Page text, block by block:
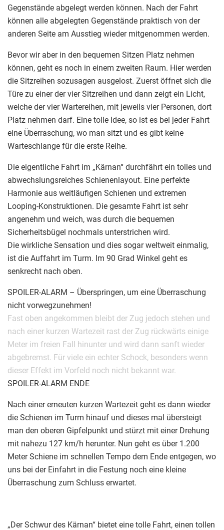
Gegenstände abgelegt werden können. Nach der Fahrt
können alle abgelegten Gegenstände praktisch von der
anderen Seite am Ausstieg wieder mitgenommen werden.
Bevor wir aber in den bequemen Sitzen Platz nehmen
können, geht es noch in einem zweiten Raum. Hier werden
die Sitzreihen sozusagen ausgelost. Zuerst öffnet sich die
Türe zu einer der vier Sitzreihen und dann zeigt ein Licht,
welche der vier Wartereihen, mit jeweils vier Personen, dort
Platz nehmen darf. Eine tolle Idee, so ist es bei jeder Fahrt
eine Überraschung, wo man sitzt und es gibt keine
Warteschlange für die erste Reihe.
Die eigentliche Fahrt im „Kärnan“ durchfährt ein tolles und
abwechslungsreiches Schienenlayout. Eine perfekte
Harmonie aus weitläufigen Schienen und extremen
Looping-Konstruktionen. Die gesamte Fahrt ist sehr
angenehm und weich, was durch die bequemen
Sicherheitsbügel nochmals unterstrichen wird.
Die wirkliche Sensation und dies sogar weltweit einmalig,
ist die Auffahrt im Turm. Im 90 Grad Winkel geht es
senkrecht nach oben.
SPOILER-ALARM – Überspringen, um eine Überraschung
nicht vorwegzunehmen!
Fast oben angekommen bleibt der Zug jedoch stehen und
nach einer kurzen Wartezeit rast der Zug rückwärts einige
Meter im freien Fall hinunter und wird dann sanft wieder
abgebremst. Für viele ein echter Schock, besonders wenn
dieser Effekt im Vorfeld noch nicht bekannt war.
SPOILER-ALARM ENDE
Nach einer erneuten kurzen Wartezeit geht es dann wieder
die Schienen im Turm hinauf und dieses mal übersteigt
man den oberen Gipfelpunkt und stürzt mit einer Drehung
mit nahezu 127 km/h herunter. Nun geht es über 1.200
Meter Schiene im schnellen Tempo dem Ende entgegen, wo
uns bei der Einfahrt in die Festung noch eine kleine
Überraschung zum Schluss erwartet.
„Der Schwur des Kärnan“ bietet eine tolle Fahrt, einen tollen